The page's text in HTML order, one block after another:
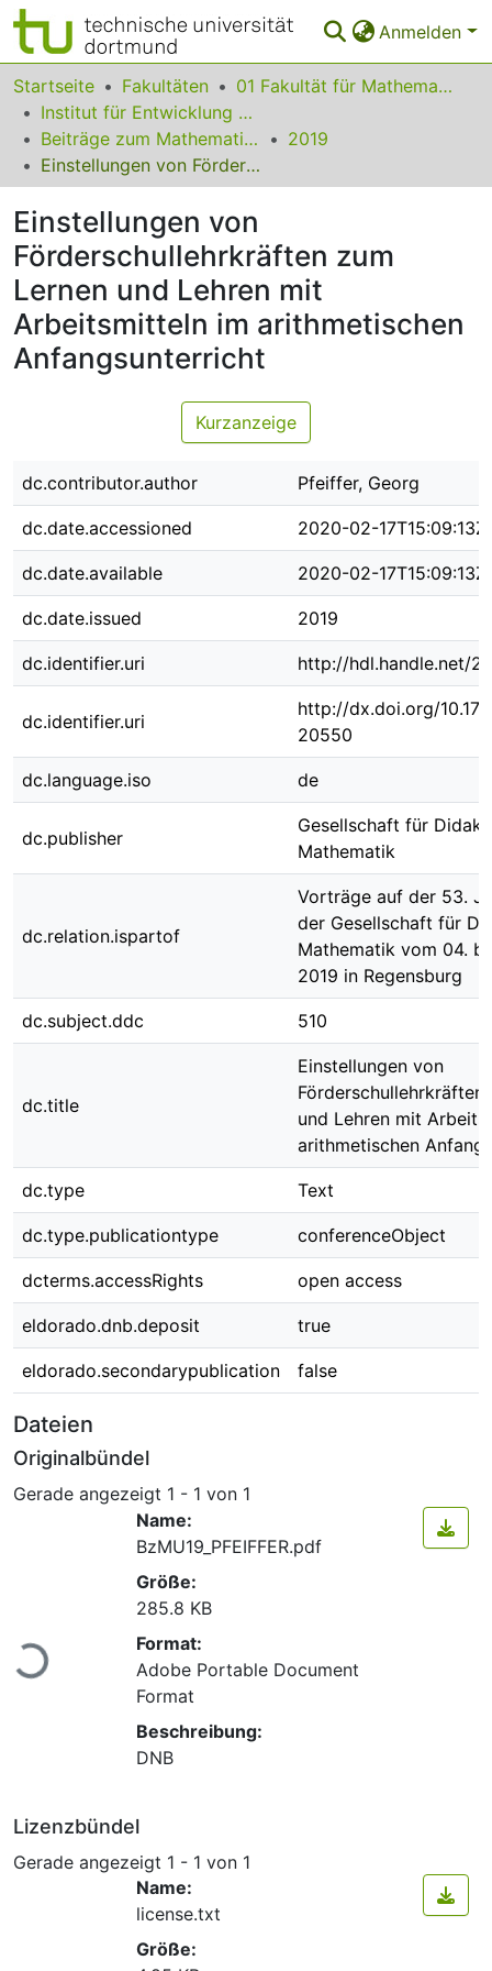
Anmelden
Bereiche & Sammlungen
Das gesamte Repositorium
Statistiken
FAQ
Leitlinien
Zurück zur Startseite
Startseite Fakultäten
01 Fakultät für Mathematik
Institut für Entwicklung und Erforschung des Mathematikunterrichts
Beiträge zum Mathematikunterricht
2019
Einstellungen von Förderschullehrkräften zum Lernen und Lehren mit Arbeitsmitteln im arithmetischen Anfangsunterricht
Einstellungen von
Förderschullehrkräften zum
Lernen und Lehren mit
Arbeitsmitteln im arithmetischen
Anfangsunterricht
Kurzanzeige
dc.contributor.author Pfeiffer, Georg
dc.date.accessioned 2020-02-17T15:09:13Z
dc.date.available 2020-02-17T15:09:13Z
dc.date.issued 2019
dc.identifier.uri http://hdl.handle.net/
dc.identifier.uri
http://dx.doi.org/
20550
dc.language.iso de
dc.publisher
Gesellschaft für
Mathematik
dc.relation.ispartof
Vorträge auf der 53.
der Gesellschaft für
Mathematik vom 04.
2019 in Regensburg
dc.subject.ddc 510
dc.title
Einstellungen von
Förderschullehrkräften
und Lehren mit
arithmetischen
dc.type Text
dc.type.publicationtype conferenceObject
dcterms.accessRights open access
eldorado.dnb.deposit true
eldorado.secondarypublication false
Dateien
Originalbündel
Gerade angezeigt 1 - 1 von 1
Lade...
Name:
BzMU19_PFEIFFER.pdf
Größe:
285.8 KB
Format:
Adobe Portable Document
Format
Beschreibung:
DNB
Lizenzbündel
Gerade angezeigt 1 - 1 von 1
Name:
license.txt
Größe: